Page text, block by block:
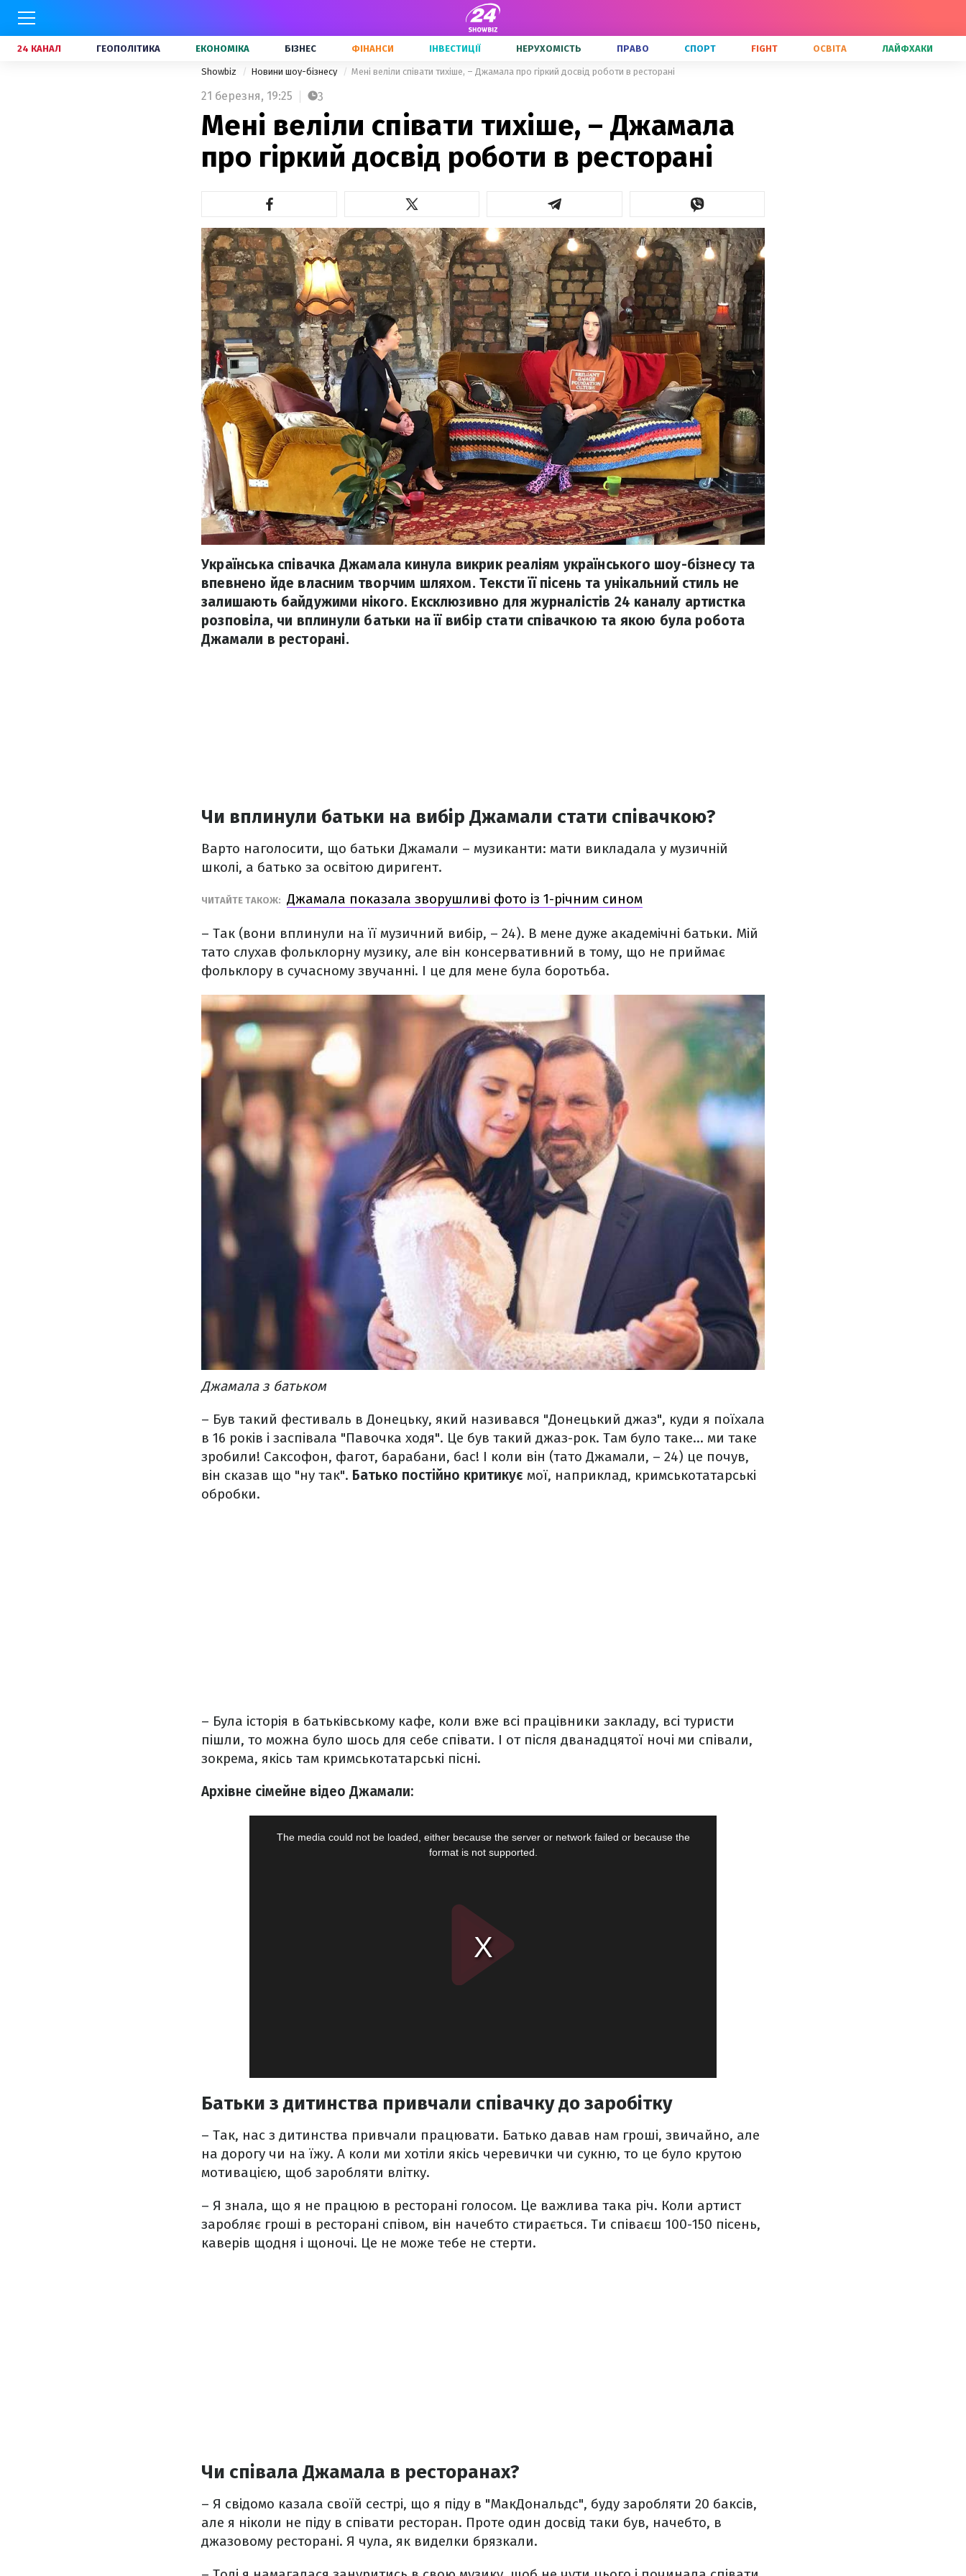
24 КАНАЛ ГЕОПОЛІТИКА ЕКОНОМІКА БІЗНЕС ФІНАНСИ ІНВЕСТИЦІЇ НЕРУХОМІСТЬ ПРАВО СПОРТ FIGHT ОСВІТА ЛАЙФХАКИ
Showbiz Новини шоу-бізнесу Мені веліли співати тихіше, – Джамала про гіркий досвід роботи в ресторані
21 березня, 19:25 3
Мені веліли співати тихіше, – Джамала
про гіркий досвід роботи в ресторані
Українська співачка Джамала кинула викрик реаліям українського шоу-бізнесу та
впевнено йде власним творчим шляхом. Тексти її пісень та унікальний стиль не
залишають байдужими нікого. Ексклюзивно для журналістів 24 каналу артистка
розповіла, чи вплинули батьки на її вибір стати співачкою та якою була робота
Джамали в ресторані.
Чи вплинули батьки на вибір Джамали стати співачкою?
Варто наголосити, що батьки Джамали – музиканти: мати викладала у музичній
школі, а батько за освітою диригент.
ЧИТАЙТЕ ТАКОЖ: Джамала показала зворушливі фото із 1-річним сином
– Так (вони вплинули на її музичний вибір, – 24). В мене дуже академічні батьки. Мій
тато слухав фольклорну музику, але він консервативний в тому, що не приймає
фольклору в сучасному звучанні. І це для мене була боротьба.
Джамала з батьком
– Був такий фестиваль в Донецьку, який називався "Донецький джаз", куди я поїхала
в 16 років і заспівала "Павочка ходя". Це був такий джаз-рок. Там було таке... ми таке
зробили! Саксофон, фагот, барабани, бас! І коли він (тато Джамали, – 24) це почув,
він сказав що "ну так". Батько постійно критикує мої, наприклад, кримськотатарські
обробки.
– Була історія в батьківському кафе, коли вже всі працівники закладу, всі туристи
пішли, то можна було шось для себе співати. І от після дванадцятої ночі ми співали,
зокрема, якісь там кримськотатарські пісні.
Архівне сімейне відео Джамали:
Батьки з дитинства привчали співачку до заробітку
– Так, нас з дитинства привчали працювати. Батько давав нам гроші, звичайно, але
на дорогу чи на їжу. А коли ми хотіли якісь черевички чи сукню, то це було крутою
мотивацією, щоб заробляти влітку.
– Я знала, що я не працюю в ресторані голосом. Це важлива така річ. Коли артист
заробляє гроші в ресторані співом, він начебто стирається. Ти співаєш 100-150 пісень,
каверів щодня і щоночі. Це не може тебе не стерти.
Чи співала Джамала в ресторанах?
– Я свідомо казала своїй сестрі, що я піду в "МакДональдс", буду заробляти 20 баксів,
але я ніколи не піду в співати ресторан. Проте один досвід таки був, начебто, в
джазовому ресторані. Я чула, як виделки брязкали.